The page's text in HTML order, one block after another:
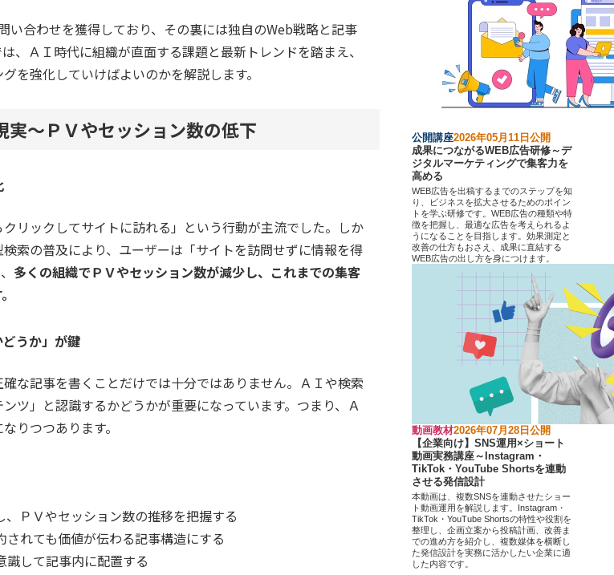
い合わせを獲得しており、その裏には独自のWeb戦略と記事
、ＡＩ時代に組織が直面する課題と最新トレンドを踏まえ、
を強化していけばよいのかを解説します。
～ＰＶやセッション数の低下
リックしてサイトに訪れる」という行動が主流でした。しか
索の普及により、ユーザーは「サイトを訪問せずに情報を得
多くの組織でＰＶやセッション数が減少し、これまでの集客
うか」が鍵
な記事を書くことだけでは十分ではありません。ＡＩや検索
ツ」と認識するかどうかが重要になっています。つまり、Ａ
りつつあります。
ＰＶやセッション数の推移を把握する
れても価値が伝わる記事構造にする
識して記事内に配置する
公開講座2026年05月11日公開
成果につながるWEB広告研修～デ
ジタルマーケティングで集客力を
高める
WEB広告を出稿するまでのステップを知
り、ビジネスを拡大させるためのポイン
トを学ぶ研修です。WEB広告の種類や特
徴を把握し、最適な広告を考えられるよ
うになることを目指します。効果測定と
改善の仕方もおさえ、成果に直結する
WEB広告の出し方を身につけます。
動画教材2026年07月28日公開
【企業向け】SNS運用×ショート
動画実務講座～Instagram・
TikTok・YouTube Shortsを連動
させる発信設計
本動画は、複数SNSを連動させたショー
ト動画運用を解説します。Instagram・
TikTok・YouTube Shortsの特性や役割を
整理し、企画立案から投稿計画、改善ま
での進め方を紹介し、複数媒体を横断し
た発信設計を実務に活かしたい企業に適
した内容です。